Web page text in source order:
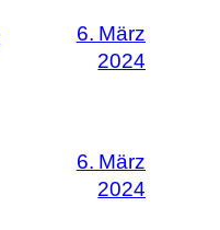
6. März
2024
6. März
2024